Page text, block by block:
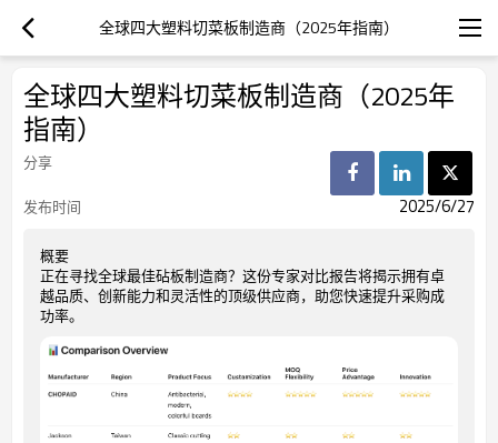
全球四大塑料切菜板制造商（2025年指南）
全球四大塑料切菜板制造商（2025年
指南）
分享
发布时间
2025/6/27
概要
正在寻找全球最佳砧板制造商？这份专家对比报告将揭示拥有卓
越品质、创新能力和灵活性的顶级供应商，助您快速提升采购成
功率。